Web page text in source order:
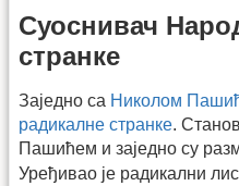
Суоснивач
странке
Заједно са Николом
радикалне странке.
Пашићем и заједно су
Уређивао је радикални